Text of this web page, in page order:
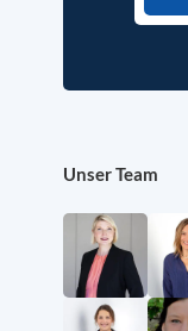
Unser Team